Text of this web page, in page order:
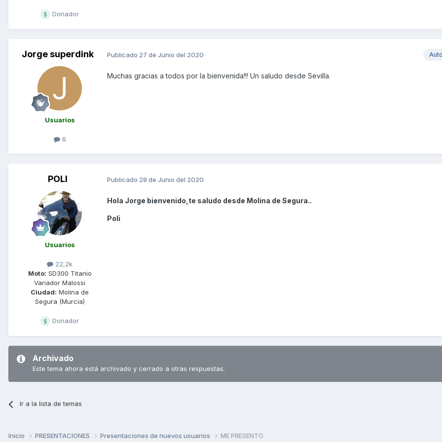
Donador
Jorge superdink
Usuarios
6
Publicado 27 de Junio del 2020
Muchas gracias a todos por la bienvenida!!! Un saludo desde Sevilla.
POLI
Usuarios
22,2k
Moto: SD300 Titanio
Variador Malossi
Ciudad: Molina de
Segura (Murcia)
Donador
Publicado 28 de Junio del 2020
Hola Jorge bienvenido,te saludo desde Molina de Segura..
Poli
Archivado
Este tema ahora está archivado y cerrado a otras respuestas.
Ir a la lista de temas
Inicio PRESENTACIONES Presentaciones de nuevos usuarios ME PRESENTO